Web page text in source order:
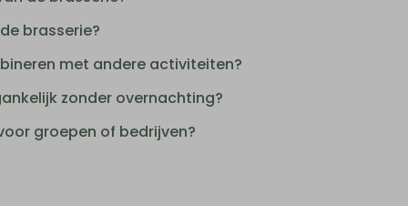
brasserie?
met andere activiteiten?
zonder overnachting?
groepen of bedrijven?